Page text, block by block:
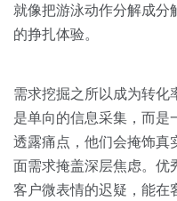
培训辅导
就像把游泳动作分解成分
的挣扎体验。
需求挖掘之所以成为转化
是单向的信息采集，而是
透露痛点，他们会掩饰真
面需求掩盖深层焦虑。优
客户微表情的迟疑，能在